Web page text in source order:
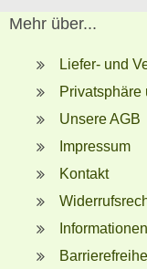
Mehr über...
Liefer- und
Privatsphäre
Unsere AGB
Impressum
Kontakt